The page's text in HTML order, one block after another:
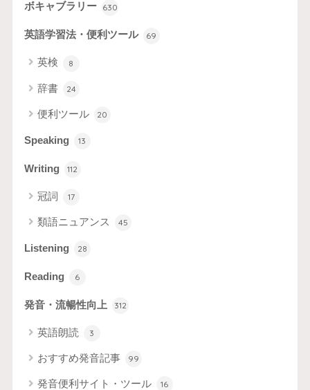
ボキャブラリー 630
英語学習法・便利ツール 69
英検 8
辞書 24
便利ツール 20
Speaking 13
Writing 112
冠詞 17
類語ニュアンス 45
Listening 28
Reading 6
発音・流暢性向上 312
英語朗読 3
おすすめ発音記事 99
発音便利サイト・ツール 16